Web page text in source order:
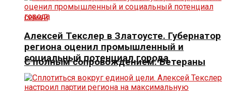
С полным сопровождением. Ветераны
Алексей Текслер в Златоусте. Губернатор
региона оценил промышленный и
социальный потенциал города